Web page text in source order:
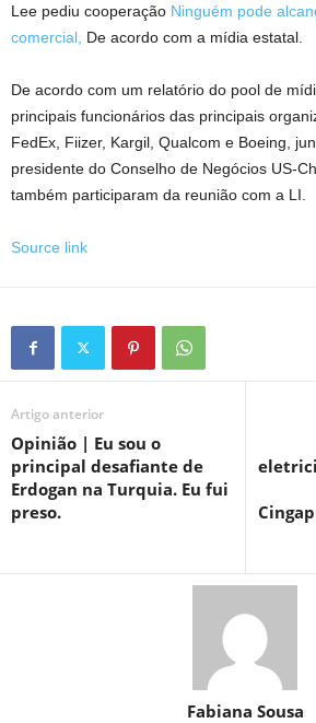
Lee pediu cooperação Ninguém pode
comercial, De acordo com a mídia estatal.
De acordo com um relatório do pool de
principais funcionários das principais
FedEx, Fiizer, Kargil, Qualcom e Boeing,
presidente do Conselho de Negócios US-
também participaram da reunião com a LI.
Source link
Artigo anterior
Opinião | Eu sou o
principal desafiante de
Erdogan na Turquia. Eu fui
preso.
Fabiana Sousa